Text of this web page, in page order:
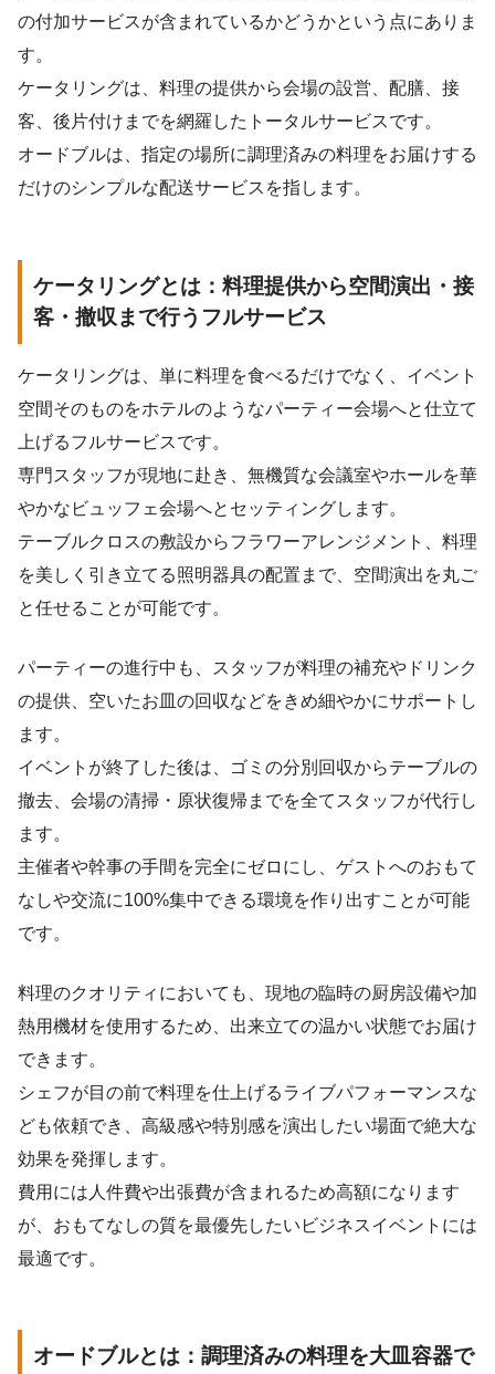
の付加サービスが含まれているかどうかという点にありま
す。
ケータリングは、料理の提供から会場の設営、配膳、接
客、後片付けまでを網羅したトータルサービスです。
オードブルは、指定の場所に調理済みの料理をお届けする
だけのシンプルな配送サービスを指します。
ケータリングとは：料理提供から空間演出・接
客・撤収まで行うフルサービス
ケータリングは、単に料理を食べるだけでなく、イベント
空間そのものをホテルのようなパーティー会場へと仕立て
上げるフルサービスです。
専門スタッフが現地に赴き、無機質な会議室やホールを華
やかなビュッフェ会場へとセッティングします。
テーブルクロスの敷設からフラワーアレンジメント、料理
を美しく引き立てる照明器具の配置まで、空間演出を丸ご
と任せることが可能です。
パーティーの進行中も、スタッフが料理の補充やドリンク
の提供、空いたお皿の回収などをきめ細やかにサポートし
ます。
イベントが終了した後は、ゴミの分別回収からテーブルの
撤去、会場の清掃・原状復帰までを全てスタッフが代行し
ます。
主催者や幹事の手間を完全にゼロにし、ゲストへのおもて
なしや交流に100%集中できる環境を作り出すことが可能
です。
料理のクオリティにおいても、現地の臨時の厨房設備や加
熱用機材を使用するため、出来立ての温かい状態でお届け
できます。
シェフが目の前で料理を仕上げるライブパフォーマンスな
ども依頼でき、高級感や特別感を演出したい場面で絶大な
効果を発揮します。
費用には人件費や出張費が含まれるため高額になります
が、おもてなしの質を最優先したいビジネスイベントには
最適です。
オードブルとは：調理済みの料理を大皿容器で